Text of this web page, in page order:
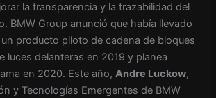
la transparencia y la trazabilidad del
BMW Group anunció que había llevado
producto piloto de cadena de bloques
luces delanteras en 2019 y planea
en 2020. Este año,Andre Luckow,
y Tecnologías Emergentes de BMW